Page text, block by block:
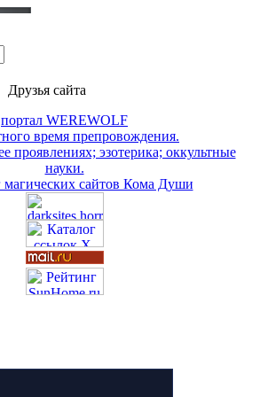
Друзья сайта
портал WEREWOLF